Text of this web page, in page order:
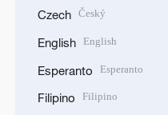
Czech Český
English English
Esperanto Esperanto
Filipino Filipino